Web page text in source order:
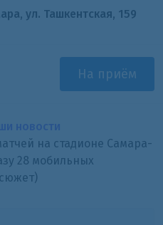
ул. Ташкентская, 159
На приём
на стадионе Самара-
28 мобильных